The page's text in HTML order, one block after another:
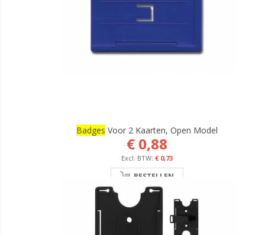
Badges Voor 2 Kaarten, Open Model
€ 0,88
€ 0,73
BESTELLEN